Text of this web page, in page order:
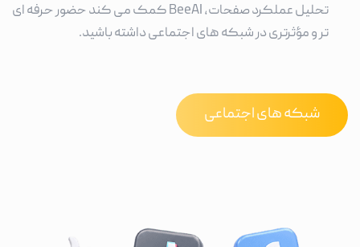
تحلیل عملکرد صفحات، BeeAI کمک می کند حضور حرفه ای
تر و مؤثرتری در شبکه های اجتماعی داشته باشید.
شبکه های اجتماعی